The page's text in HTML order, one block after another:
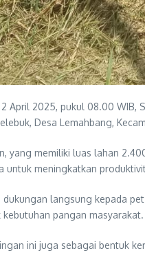
2025, pukul 08.00
Desa Lemahbang,
yang memiliki luas lahan
untuk meningkatkan
langsung kepada
pangan masyarakat.
ini juga sebagai bentuk